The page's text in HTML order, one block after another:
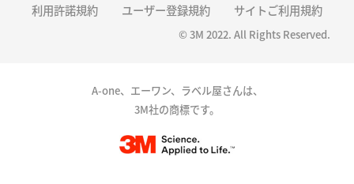
利用許諾規約 ユーザー登録規約 サイトご利用規約
© 3M 2022. All Rights Reserved.
A-one、エーワン、ラベル屋さんは、
3M社の商標です。